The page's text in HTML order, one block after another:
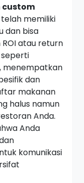
custom
memiliki
dan bisa
ROIatau return
menempatkan
dan
makanan
halus namun
Anda.
Anda
komunikasi